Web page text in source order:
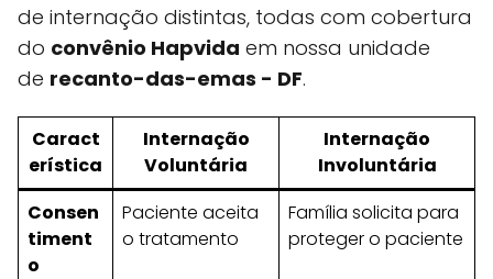
de internação distintas, todas com cobertura
do convênio Hapvida em nossa unidade
de recanto-das-emas - DF.
Caract
erística
Internação
Voluntária
Internação
Involuntária
Consen
timent
o
Paciente aceita
o tratamento
Família solicita para
proteger o paciente